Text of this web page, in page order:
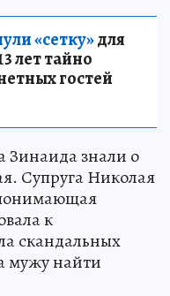
«сетку»для
лет тайно
гостей
Зинаида знали о
Супруга Николая
к
скандальных
мужу найти